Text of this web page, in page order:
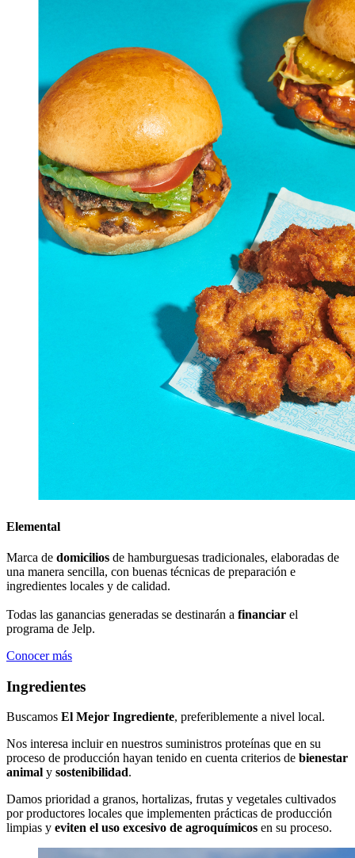
Elemental
Marca de domicilios de hamburguesas tradicionales, elaboradas de
una manera sencilla, con buenas técnicas de preparación e
ingredientes locales y de calidad.
Todas las ganancias generadas se destinarán a financiar el
programa de Jelp.
Conocer más
Ingredientes
Buscamos El Mejor Ingrediente, preferiblemente a nivel local.
Nos interesa incluir en nuestros suministros proteínas que en su
proceso de producción hayan tenido en cuenta criterios de bienestar
animal y sostenibilidad.
Damos prioridad a granos, hortalizas, frutas y vegetales cultivados
por productores locales que implementen prácticas de producción
limpias y eviten el uso excesivo de agroquímicos en su proceso.